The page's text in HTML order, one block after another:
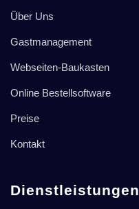
Über Uns
Gastmanagement
Webseiten-Baukasten
Online Bestellsoftware
Preise
Kontakt
Dienstleistungen